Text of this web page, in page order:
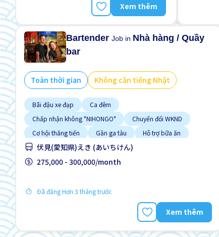
Xem thêm
BartenderJob in Nhà hàng / Quầy
bar
Toàn thời gian Không cần tiếng Nhật
Bãi đậu xe đạp
Ca đêm
Chấp nhận không "NIHONGO"
Chuyển đổi WKND
Cơ hội thăng tiến
Gần ga tàu
Hỗ trợ bữa ăn
Lao động người nước ngoài
Nâng cao
伏見(愛知県)えき (あいちけん)
275,000 - 300,000/month
Đã đăng Hơn 3 tháng trước
Xem thêm